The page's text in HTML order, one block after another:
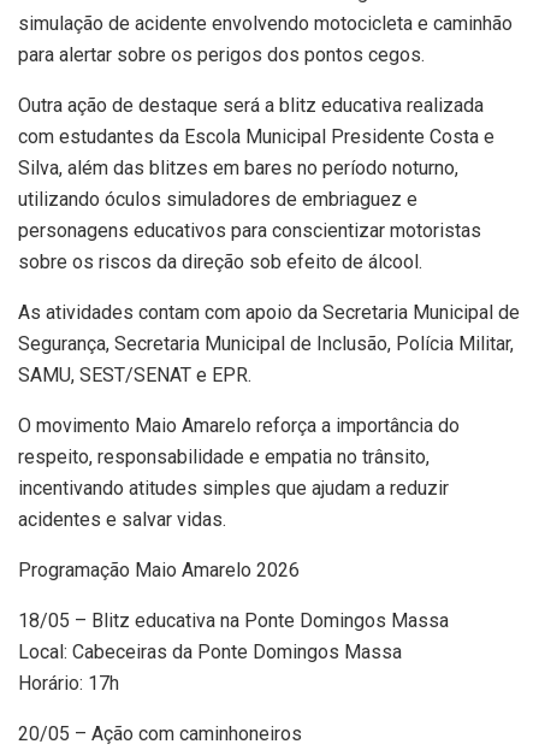
simulação de acidente envolvendo motocicleta e caminhão
para alertar sobre os perigos dos pontos cegos.
Outra ação de destaque será a blitz educativa realizada
com estudantes da Escola Municipal Presidente Costa e
Silva, além das blitzes em bares no período noturno,
utilizando óculos simuladores de embriaguez e
personagens educativos para conscientizar motoristas
sobre os riscos da direção sob efeito de álcool.
As atividades contam com apoio da Secretaria Municipal de
Segurança, Secretaria Municipal de Inclusão, Polícia Militar,
SAMU, SEST/SENAT e EPR.
O movimento Maio Amarelo reforça a importância do
respeito, responsabilidade e empatia no trânsito,
incentivando atitudes simples que ajudam a reduzir
acidentes e salvar vidas.
Programação Maio Amarelo 2026
18/05 – Blitz educativa na Ponte Domingos Massa
Local: Cabeceiras da Ponte Domingos Massa
Horário: 17h
20/05 – Ação com caminhoneiros